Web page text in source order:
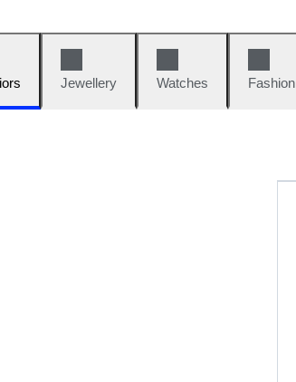
Jewellery Watches Fashion